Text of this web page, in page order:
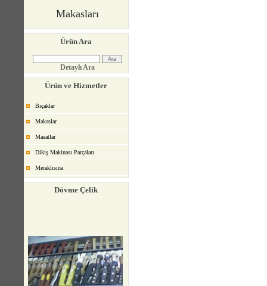
Makasları
Ürün Ara
Detaylı Ara
Ürün ve Hizmetler
Bıçaklar
Makaslar
Masatlar
Dikiş Makinası Parçaları
Meraklısına
Dövme Çelik